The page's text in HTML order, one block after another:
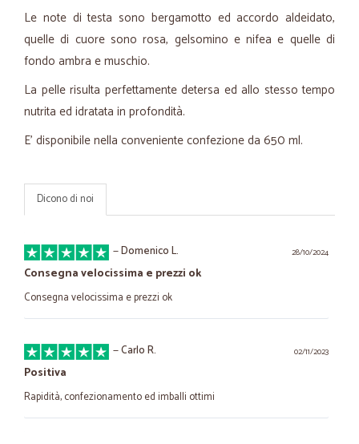
Le note di testa sono bergamotto ed accordo aldeidato,
quelle di cuore sono rosa, gelsomino e nifea e quelle di
fondo ambra e muschio.
La pelle risulta perfettamente detersa ed allo stesso tempo
nutrita ed idratata in profondità.
E’ disponibile nella conveniente confezione da 650 ml.
Dicono di noi
28/10/2024
—Domenico L.
Consegna velocissima e prezzi ok
Consegna velocissima e prezzi ok
02/11/2023
—Carlo R.
Positiva
Rapidità, confezionamento ed imballi ottimi